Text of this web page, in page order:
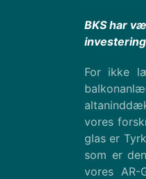
BKS har
For ikke
vores
glas er
som er
vores